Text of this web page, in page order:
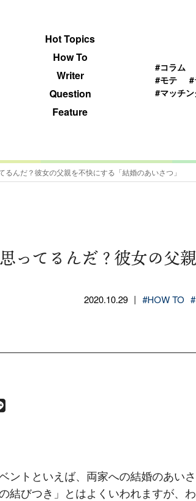
Hot Topics
How To
Writer
Question
Feature
#コラム
#モテ
#マッチ
るんだ？彼女の父親を不快にする「結婚のあいさつ」
ってるんだ？彼女の父
2020.10.29 | #HOW TO
ントといえば、両家への結婚のあい
結びつき」とはよくいわれますが、わ